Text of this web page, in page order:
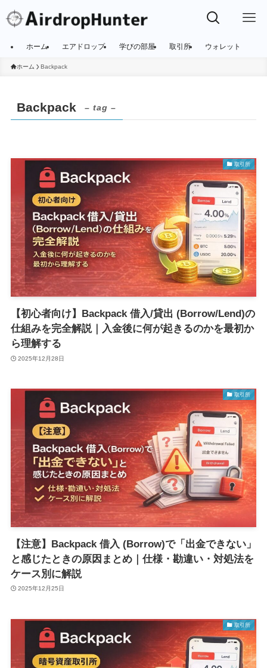
ホーム エアドロップ 学びの部屋 取引所 ウォレット
ホーム Backpack
Backpack – tag –
取引所
【初心者向け】Backpack 借入/貸出 (Borrow/Lend)の
仕組みを完全解説｜入金後に何が起きるのかを最初か
ら理解する
2025年12月28日
取引所
【注意】Backpack 借入 (Borrow)で「出金できない」
と感じたときの原因まとめ｜仕様・勘違い・対処法を
ケース別に解説
2025年12月25日
取引所